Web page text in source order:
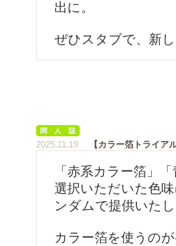
出に。
ぜひスタブで、新
2025.11.19 【カラー箔トライア
「赤系カラー箔」
選択いただいた色
ンダムで提供いた
カラー箔を使うの